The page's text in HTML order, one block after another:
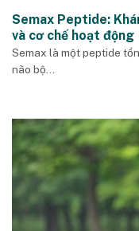
Semax Peptide:
và cơ chế hoạt động
Semax là một peptide
não bộ...